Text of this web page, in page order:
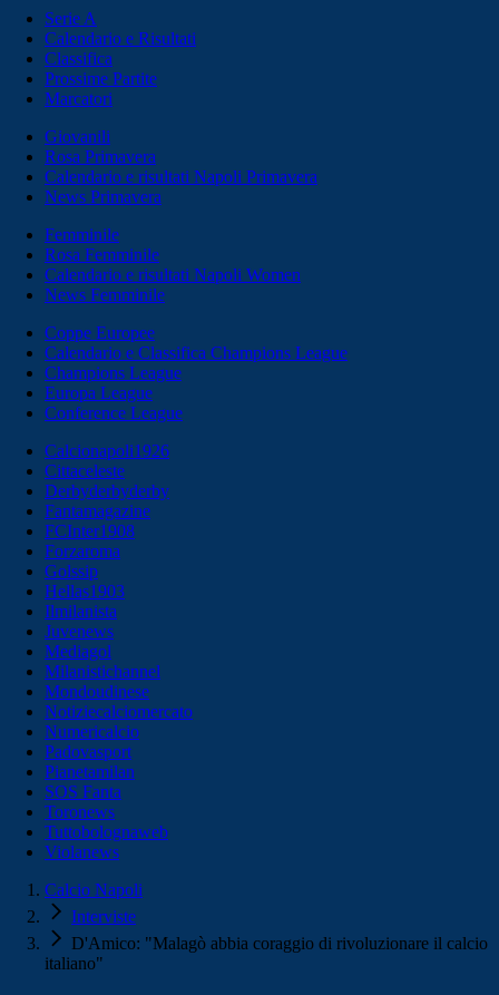
Serie A
Calendario e Risultati
Classifica
Prossime Partite
Marcatori
Giovanili
Rosa Primavera
Calendario e risultati Napoli Primavera
News Primavera
Femminile
Rosa Femminile
Calendario e risultati Napoli Women
News Femminile
Coppe Europee
Calendario e Classifica Champions League
Champions League
Europa League
Conference League
Calcionapoli1926
Cittaceleste
Derbyderbyderby
Fantamagazine
FCInter1908
Forzaroma
Golssip
Hellas1903
Ilmilanista
Juvenews
Mediagol
Milanistichannel
Mondoudinese
Notiziecalciomercato
Numericalcio
Padovasport
Pianetamilan
SOS Fanta
Toronews
Tuttobolognaweb
Violanews
Calcio Napoli
Interviste
D'Amico: "Malagò abbia coraggio di rivoluzionare il calcio
italiano"